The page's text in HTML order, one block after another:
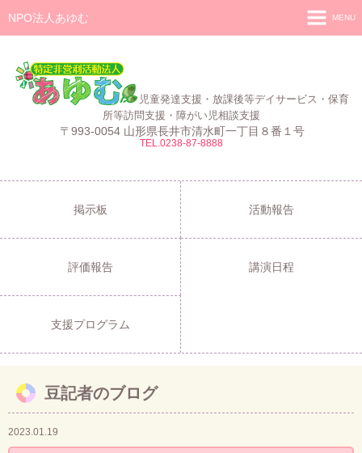
NPO法人あゆむ
児童発達支援・放課後等デイサービス・保育
所等訪問支援・障がい児相談支援
〒993-0054 山形県長井市清水町一丁目８番１号
TEL.0238-87-8888
MENU
施設紹介
あゆむZIBUN LABO
サービス内容
支援プログラム
ご利用について
採用情報
お問い合わせ
掲示板 活動報告
評価報告 講演日程
支援プログラム
豆記者のブログ
2023.01.19